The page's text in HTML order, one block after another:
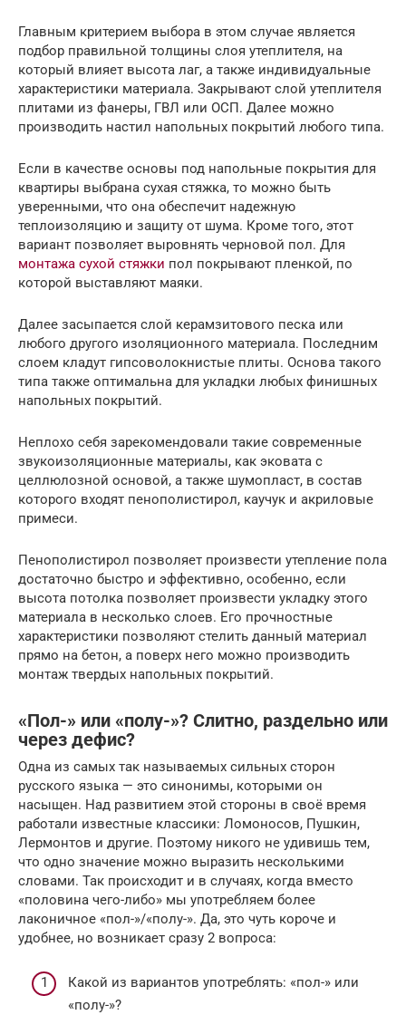
Главным критерием выбора в этом случае является
подбор правильной толщины слоя утеплителя, на
который влияет высота лаг, а также индивидуальные
характеристики материала. Закрывают слой утеплителя
плитами из фанеры, ГВЛ или ОСП. Далее можно
производить настил напольных покрытий любого типа.
Если в качестве основы под напольные покрытия для
квартиры выбрана сухая стяжка, то можно быть
уверенными, что она обеспечит надежную
теплоизоляцию и защиту от шума. Кроме того, этот
вариант позволяет выровнять черновой пол. Для
монтажа сухой стяжки пол покрывают пленкой, по
которой выставляют маяки.
Далее засыпается слой керамзитового песка или
любого другого изоляционного материала. Последним
слоем кладут гипсоволокнистые плиты. Основа такого
типа также оптимальна для укладки любых финишных
напольных покрытий.
Неплохо себя зарекомендовали такие современные
звукоизоляционные материалы, как эковата с
целлюлозной основой, а также шумопласт, в состав
которого входят пенополистирол, каучук и акриловые
примеси.
Пенополистирол позволяет произвести утепление пола
достаточно быстро и эффективно, особенно, если
высота потолка позволяет произвести укладку этого
материала в несколько слоев. Его прочностные
характеристики позволяют стелить данный материал
прямо на бетон, а поверх него можно производить
монтаж твердых напольных покрытий.
«Пол-» или «полу-»? Слитно, раздельно или
через дефис?
Одна из самых так называемых сильных сторон
русского языка — это синонимы, которыми он
насыщен. Над развитием этой стороны в своё время
работали известные классики: Ломоносов, Пушкин,
Лермонтов и другие. Поэтому никого не удивишь тем,
что одно значение можно выразить несколькими
словами. Так происходит и в случаях, когда вместо
«половина чего-либо» мы употребляем более
лаконичное «пол-»/«полу-». Да, это чуть короче и
удобнее, но возникает сразу 2 вопроса:
Какой из вариантов употреблять: «пол-» или
«полу-»?